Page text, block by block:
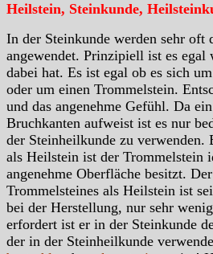
Heilstein, Steinkunde,
In der Steinkunde werden sehr oft
angewendet. Prinzipiell ist es
dabei hat. Es ist egal ob es sich
oder um einen Trommelstein.
und das angenehme Gefühl. Da
Bruchkanten aufweist ist es nur
der Steinheilkunde zu verwenden.
als Heilstein ist der Trommelstein
angenehme Oberfläche besitzt.
Trommelsteines als Heilstein ist
bei der Herstellung, nur sehr
erfordert ist er in der Steinkunde
der in der Steinheilkunde